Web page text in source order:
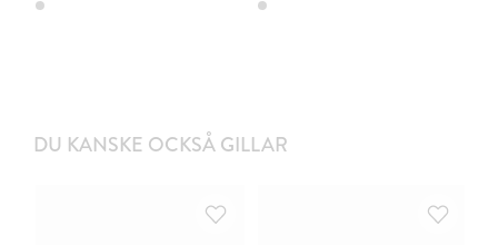
DU KANSKE OCKSÅ GILLAR